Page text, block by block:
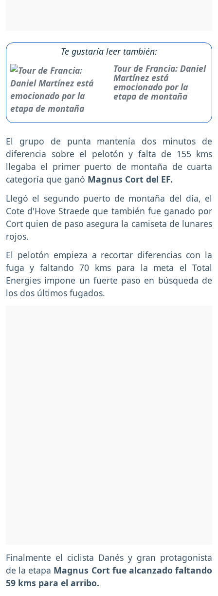
Te gustaría leer también:
Tour de Francia: Daniel
Martínez está
emocionado por la
etapa de montaña
El grupo de punta mantenía dos minutos de
diferencia sobre el pelotón y falta de 155 kms
llegaba el primer puerto de montaña de cuarta
categoría que ganó Magnus Cort del EF.
Llegó el segundo puerto de montaña del día, el
Cote d'Hove Straede que también fue ganado por
Cort quien de paso asegura la camiseta de lunares
rojos.
El pelotón empieza a recortar diferencias con la
fuga y faltando 70 kms para la meta el Total
Energies impone un fuerte paso en búsqueda de
los dos últimos fugados.
Finalmente el ciclista Danés y gran protagonista
de la etapa Magnus Cort fue alcanzado faltando
59 kms para el arribo.